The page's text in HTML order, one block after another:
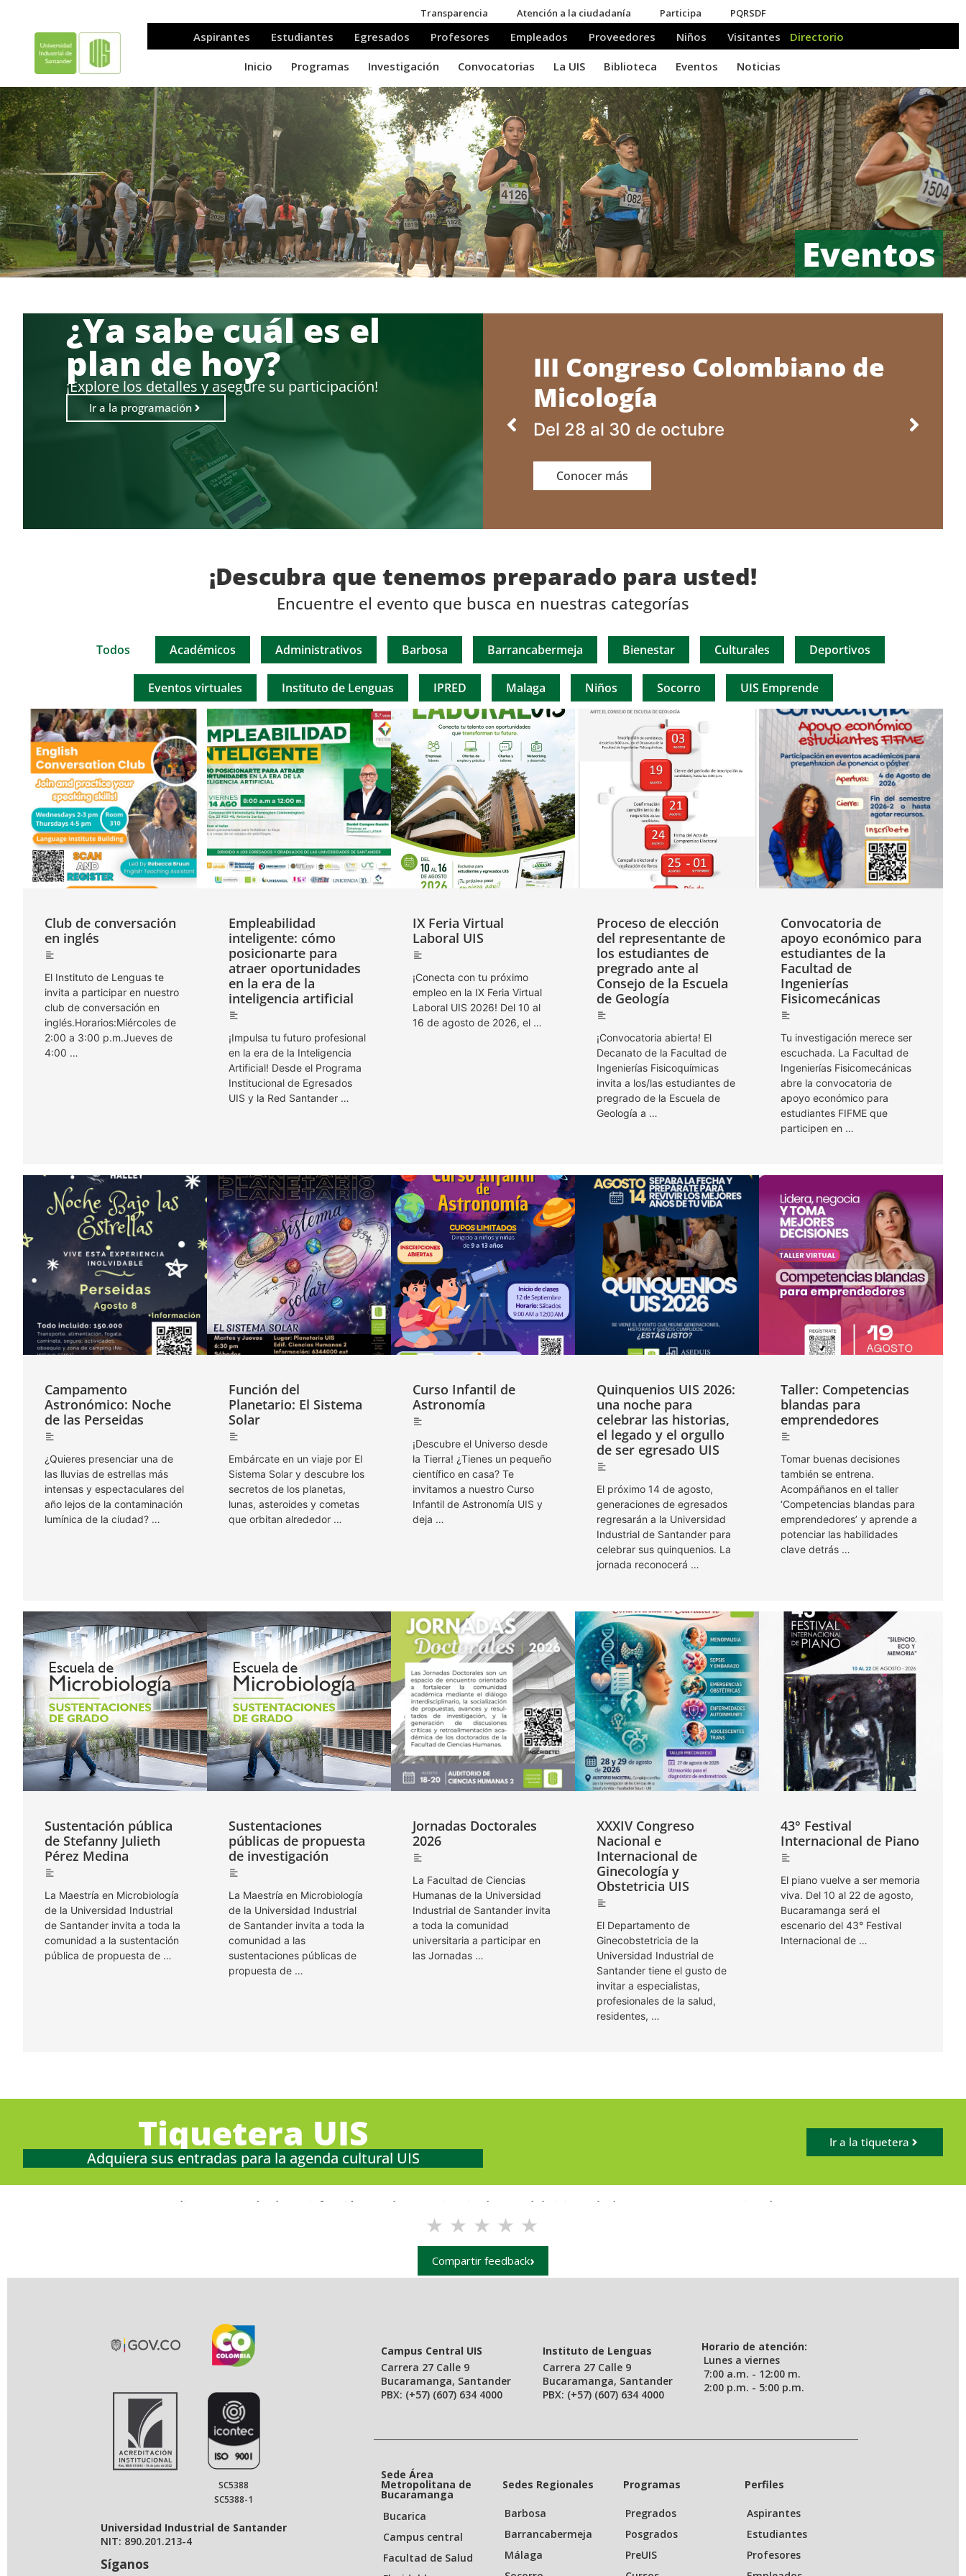
Eventos
¿Ya sabe cuál es el
plan de hoy?
¡Explore los detalles y asegure su participación!
Ir a la programación
III Congreso Colombiano de
Micología
Del 28 al 30 de octubre
Conocer más
¡Descubra que tenemos preparado para usted!
Encuentre el evento que busca en nuestras categorías
Todos Académicos Administrativos Barbosa Barrancabermeja Bienestar Culturales Deportivos
Eventos virtuales Instituto de Lenguas IPRED Malaga Niños Socorro UIS Emprende
Club de conversación
en inglés
El Instituto de Lenguas te
invita a participar en nuestro
club de conversación en
inglés.Horarios:Miércoles de
2:00 a 3:00 p.m.Jueves de
4:00 …
Empleabilidad
inteligente: cómo
posicionarte para
atraer oportunidades
en la era de la
inteligencia artificial
¡Impulsa tu futuro profesional
en la era de la Inteligencia
Artificial! Desde el Programa
Institucional de Egresados
UIS y la Red Santander …
IX Feria Virtual
Laboral UIS
¡Conecta con tu próximo
empleo en la IX Feria Virtual
Laboral UIS 2026! Del 10 al
16 de agosto de 2026, el …
Proceso de elección
del representante de
los estudiantes de
pregrado ante al
Consejo de la Escuela
de Geología
¡Convocatoria abierta! El
Decanato de la Facultad de
Ingenierías Fisicoquímicas
invita a los/las estudiantes de
pregrado de la Escuela de
Geología a …
Convocatoria de
apoyo económico para
estudiantes de la
Facultad de
Ingenierías
Fisicomecánicas
Tu investigación merece ser
escuchada. La Facultad de
Ingenierías Fisicomecánicas
abre la convocatoria de
apoyo económico para
estudiantes FIFME que
participen en …
Campamento
Astronómico: Noche
de las Perseidas
¿Quieres presenciar una de
las lluvias de estrellas más
intensas y espectaculares del
año lejos de la contaminación
lumínica de la ciudad? …
Función del
Planetario: El Sistema
Solar
Embárcate en un viaje por El
Sistema Solar y descubre los
secretos de los planetas,
lunas, asteroides y cometas
que orbitan alrededor …
Curso Infantil de
Astronomía
¡Descubre el Universo desde
la Tierra! ¿Tienes un pequeño
científico en casa? Te
invitamos a nuestro Curso
Infantil de Astronomía UIS y
deja …
Quinquenios UIS 2026:
una noche para
celebrar las historias,
el legado y el orgullo
de ser egresado UIS
El próximo 14 de agosto,
generaciones de egresados
regresarán a la Universidad
Industrial de Santander para
celebrar sus quinquenios. La
jornada reconocerá …
Taller: Competencias
blandas para
emprendedores
Tomar buenas decisiones
también se entrena. ​
Acompáñanos en el taller
‘Competencias blandas para
emprendedores’ y aprende a
potenciar las habilidades
clave detrás …
Sustentación pública
de Stefanny Julieth
Pérez Medina
La Maestría en Microbiología
de la Universidad Industrial
de Santander invita a toda la
comunidad a la sustentación
pública de propuesta de …
Sustentaciones
públicas de propuesta
de investigación
La Maestría en Microbiología
de la Universidad Industrial
de Santander invita a toda la
comunidad a las
sustentaciones públicas de
propuesta de …
Jornadas Doctorales
2026
La Facultad de Ciencias
Humanas de la Universidad
Industrial de Santander invita
a toda la comunidad
universitaria a participar en
las Jornadas …
XXXIV Congreso
Nacional e
Internacional de
Ginecología y
Obstetricia UIS
El Departamento de
Ginecobstetricia de la
Universidad Industrial de
Santander tiene el gusto de
invitar a especialistas,
profesionales de la salud,
residentes, …
43° Festival
Internacional de Piano
El piano vuelve a ser memoria
viva. Del 10 al 22 de agosto,
Bucaramanga será el
escenario del 43° Festival
Internacional de …
Tiquetera UIS
Adquiera sus entradas para la agenda cultural UIS
Ir a la tiquetera
Indique su grado de satisfacción con la experiencia de uso del sitio web de Eventos (eventos.uis.edu.co)